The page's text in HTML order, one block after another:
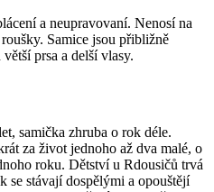
a neupravovaní. Nenosí na
Samice jsou přibližně
prsa a delší vlasy.
samička zhruba o rok déle.
za život jednoho až dva malé, o
roku. Dětství u Rdousičů trvá
se stávají dospělými a opouštějí